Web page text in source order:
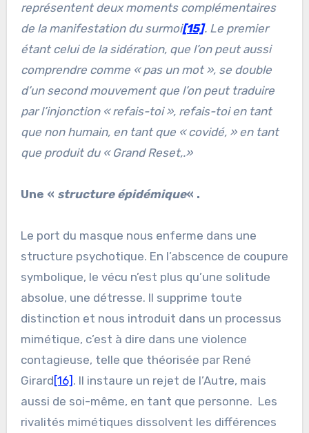
représentent deux moments complémentaires
de la manifestation du surmoi[15]. Le premier
étant celui de la sidération, que l’on peut aussi
comprendre comme «pas un mot», se double
d’un second mouvement que l’on peut traduire
par l’injonction «refais-toi», refais-toi en tant
que non humain, en tant que «covidé, » en tant
que produit du « Grand Reset,.»
Une « structure épidémique« .
Le port du masque nous enferme dans une
structure psychotique. En l’abscence de coupure
symbolique, le vécu n’est plus qu’une solitude
absolue, une détresse. Il supprime toute
distinction et nous introduit dans un processus
mimétique, c’est à dire dans une violence
contagieuse, telle que théorisée par René
Girard[16] . Il instaure un rejet de l’Autre, mais
aussi de soi-même, en tant que personne. Les
rivalités mimétiques dissolvent les différences